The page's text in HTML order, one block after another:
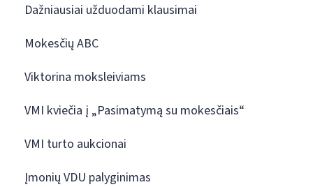
Dažniausiai užduodami klausimai
Mokesčių ABC
Viktorina moksleiviams
VMI kviečia į „Pasimatymą su mokesčiais“
VMI turto aukcionai
Įmonių VDU palyginimas